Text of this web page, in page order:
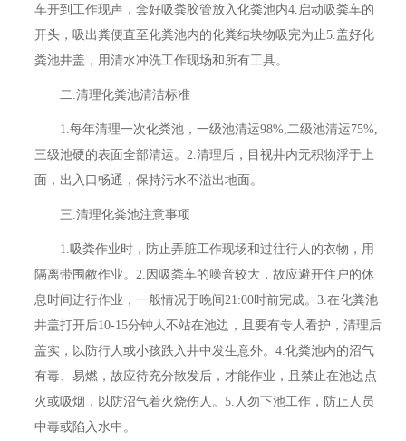
车开到工作现声，套好吸粪胶管放入化粪池内4.启动吸粪车的
开头，吸出粪便直至化粪池内的化粪结块物吸完为止5.盖好化
粪池井盖，用清水冲洗工作现场和所有工具。
二.清理化粪池清洁标准
1.每年清理一次化粪池，一级池清运98%,二级池清运75%,
三级池硬的表面全部清运。2.清理后，目视井内无积物浮于上
面，出入口畅通，保持污水不溢出地面。
三.清理化粪池注意事项
1.吸粪作业时，防止弄脏工作现场和过往行人的衣物，用
隔离带围敝作业。2.因吸粪车的噪音较大，故应避开住户的休
息时间进行作业，一般情况于晚间21:00时前完成。3.在化粪池
井盖打开后10-15分钟人不站在池边，且要有专人看护，清理后
盖实，以防行人或小孩跌入井中发生意外。4.化粪池内的沼气
有毒、易燃，故应待充分散发后，才能作业，且禁止在池边点
火或吸烟，以防沼气着火烧伤人。5.人勿下池工作，防止人员
中毒或陷入水中。